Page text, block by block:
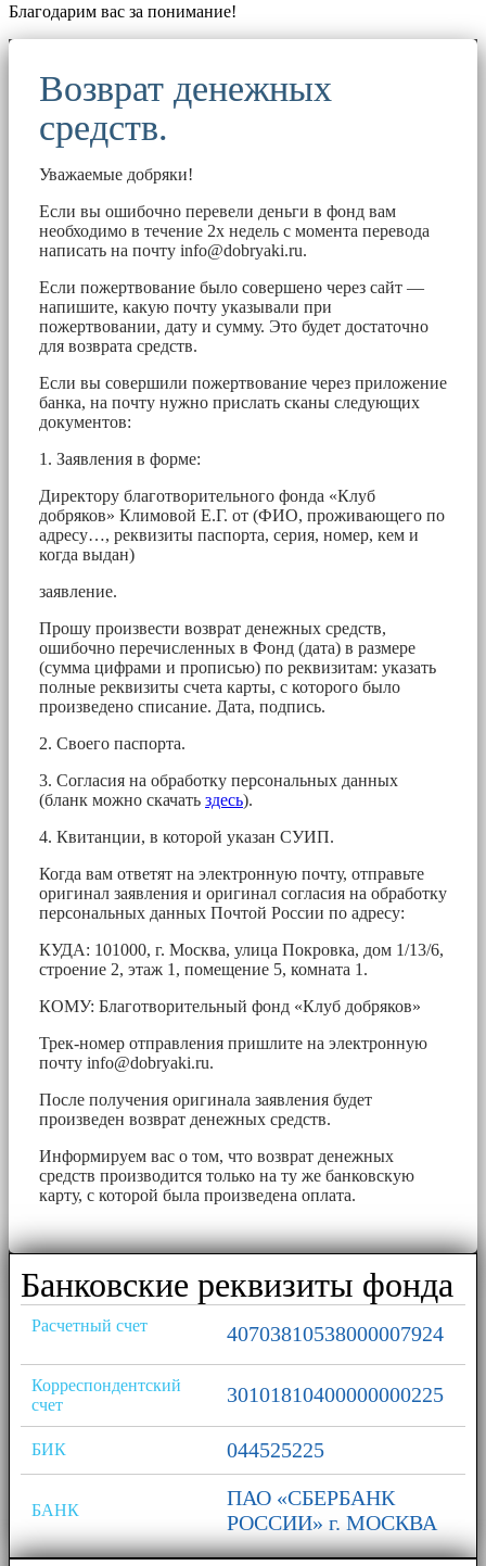
Благодарим вас за понимание!
Возврат денежных
средств.
Уважаемые добряки!
Если вы ошибочно перевели деньги в фонд вам
необходимо в течение 2х недель с момента перевода
написать на почту info@dobryaki.ru.
Если пожертвование было совершено через сайт —
напишите, какую почту указывали при
пожертвовании, дату и сумму. Это будет достаточно
для возврата средств.
Если вы совершили пожертвование через приложение
банка, на почту нужно прислать сканы следующих
документов:
1. Заявления в форме:
Директору благотворительного фонда «Клуб
добряков» Климовой Е.Г. от (ФИО, проживающего по
адресу…, реквизиты паспорта, серия, номер, кем и
когда выдан)
заявление.
Прошу произвести возврат денежных средств,
ошибочно перечисленных в Фонд (дата) в размере
(сумма цифрами и прописью) по реквизитам: указать
полные реквизиты счета карты, с которого было
произведено списание. Дата, подпись.
2. Своего паспорта.
3. Согласия на обработку персональных данных
(бланк можно скачать здесь).
4. Квитанции, в которой указан СУИП.
Когда вам ответят на электронную почту, отправьте
оригинал заявления и оригинал согласия на обработку
персональных данных Почтой России по адресу:
КУДА: 101000, г. Москва, улица Покровка, дом 1/13/6,
строение 2, этаж 1, помещение 5, комната 1.
КОМУ: Благотворительный фонд «Клуб добряков»
Трек-номер отправления пришлите на электронную
почту info@dobryaki.ru.
После получения оригинала заявления будет
произведен возврат денежных средств.
Информируем вас о том, что возврат денежных
средств производится только на ту же банковскую
карту, с которой была произведена оплата.
Банковские реквизиты фонда
Расчетный счет 40703810538000007924
Корреспондентский
счет
30101810400000000225
БИК 044525225
БАНК
ПАО «СБЕРБАНК
РОССИИ» г. МОСКВА